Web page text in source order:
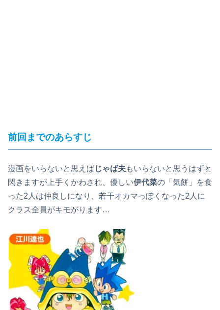
前回までのあらすじ
漫画をいらないと思えばじゃば夫もいらないと思うはずと
閃きますが上手くかわされ、優しい伊代菜の「気餅」を食
った2人は仲良しになり、若干オカマっぽくなった2人に
クラス全員がキモがります…